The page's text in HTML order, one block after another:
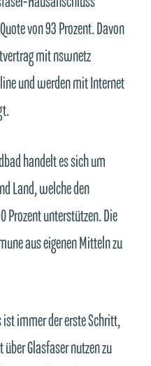
von 93 Prozent. Davon
mit nswnetz
und werden mit Internet
handelt es sich um
Land, welche den
Prozent unterstützen. Die
aus eigenen Mitteln zu
immer der erste Schritt,
Glasfaser nutzen zu